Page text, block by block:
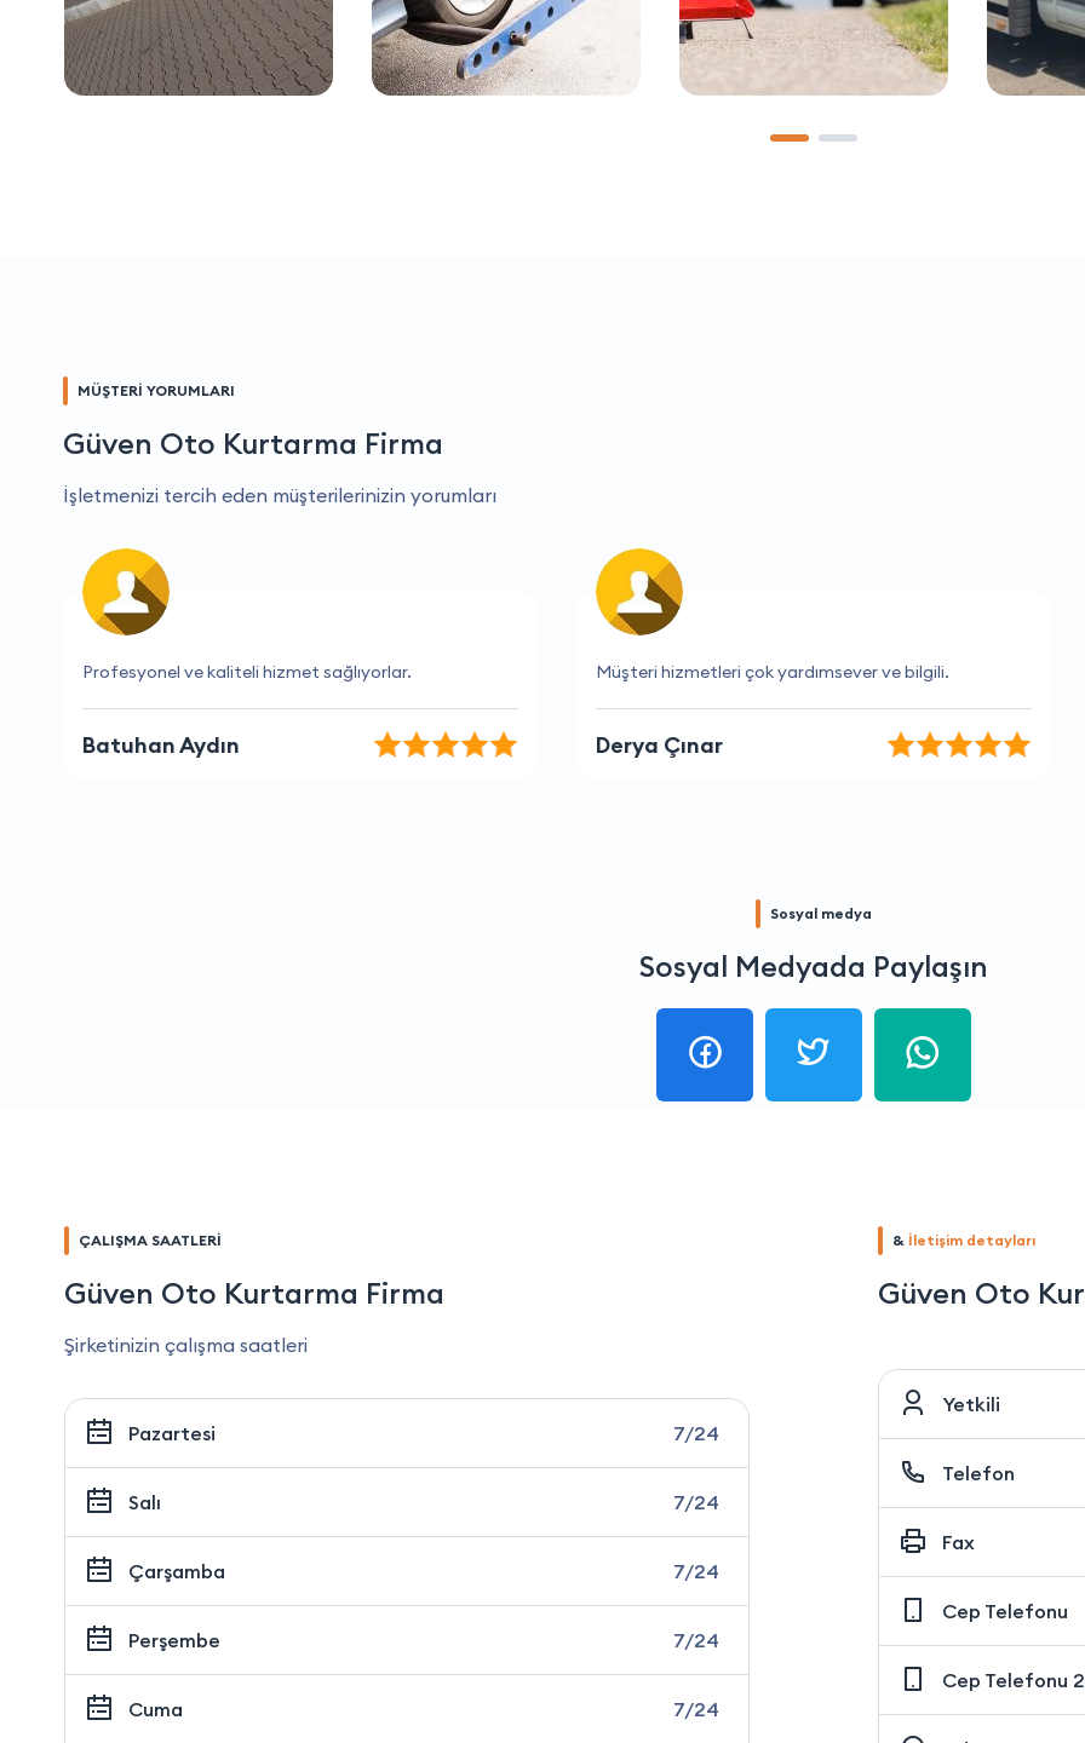
MÜŞTERİ YORUMLARI
Güven Oto Kurtarma Firma
İşletmenizi tercih eden müşterilerinizin yorumları
Müşteri hizmetleri çok yardımsever ve bilgili.
Derya Çınar
Her zaman güvenilir ve kaliteli hizmet veriyorlar.
Mehmet Tekin
Sosyal medya
Sosyal Medyada Paylaşın
ÇALIŞMA SAATLERİ
Güven Oto Kurtarma Firma
Şirketinizin çalışma saatleri
Pazartesi 7/24
Salı 7/24
Çarşamba 7/24
Perşembe 7/24
Cuma 7/24
& İletişim detayları
Güven Oto
Yetkili
Telefon
Fax
Cep Telefonu
Cep Telefonu 2